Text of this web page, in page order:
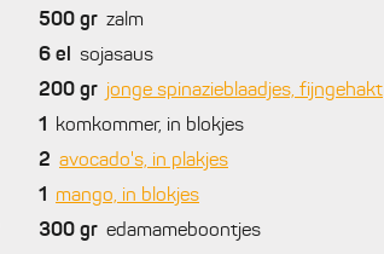
500 gr zalm
6 el
sojasaus
200 gr jonge spinazieblaadjes, fijngehakt
1
komkommer, in blokjes
2 avocado's, in plakjes
1
mango, in blokjes
300 gr edamameboontjes